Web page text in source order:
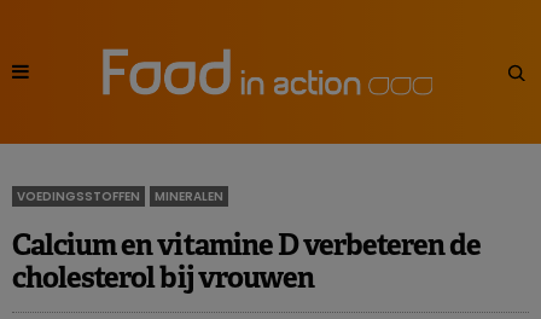
VOEDINGSSTOFFEN MINERALEN
Calcium en vitamine D verbeteren de
cholesterol bij vrouwen